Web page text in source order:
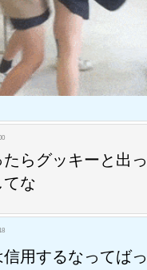
らグッキーと出
な
用するなってば